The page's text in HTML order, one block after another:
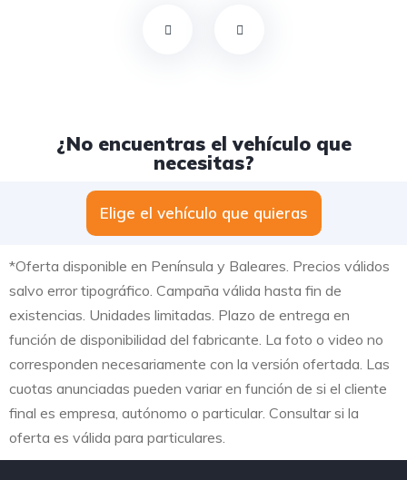
¿No encuentras el vehículo que
necesitas?
Elige el vehículo que quieras
*Oferta disponible en Península y Baleares. Precios válidos
salvo error tipográfico. Campaña válida hasta fin de
existencias. Unidades limitadas. Plazo de entrega en
función de disponibilidad del fabricante. La foto o video no
corresponden necesariamente con la versión ofertada. Las
cuotas anunciadas pueden variar en función de si el cliente
final es empresa, autónomo o particular. Consultar si la
oferta es válida para particulares.